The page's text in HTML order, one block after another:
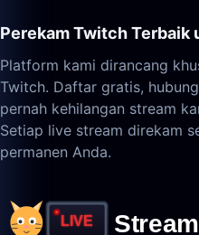
Perekam Twitch Terbaik
Platform kami dirancang
Twitch. Daftar gratis,
pernah kehilangan stream
Setiap live stream direkam
permanen Anda.